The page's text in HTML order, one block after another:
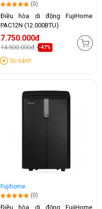
(0)
Điều hòa di động FujiHome
PAC12N (12.000BTU)
7.750.000đ
14.500.000đ -47%
So sánh
Fujihome
(0)
Điều hòa di động FujiHome